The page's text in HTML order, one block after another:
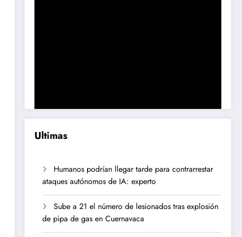
Ultimas
Humanos podrían llegar tarde para contrarrestar
ataques autónomos de IA: experto
Sube a 21 el número de lesionados tras explosión
de pipa de gas en Cuernavaca